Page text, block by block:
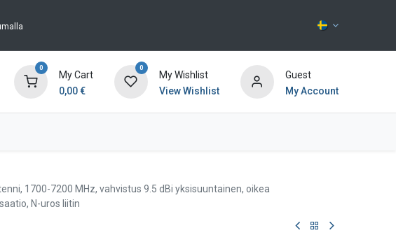
0
My Cart
0,00€
0
My Wishlist
View Wishlist
Guest
My Account
1700-7200 MHz, vahvistus 9.5 dBi yksisuuntainen, oikea
N-uros liitin